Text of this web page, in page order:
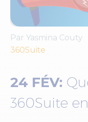
Par Yasmina Couty
360Suite
24 FÉV:
360Suite